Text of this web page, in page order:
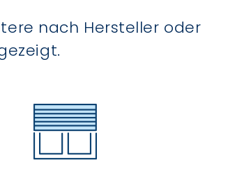
nach Hersteller oder